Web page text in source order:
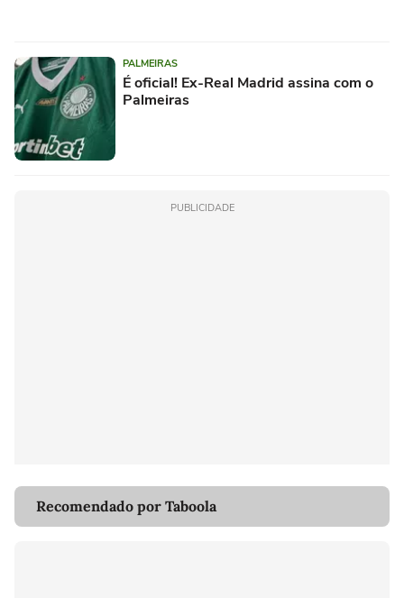
PALMEIRAS
É oficial! Ex-Real Madrid assina com o
Palmeiras
PUBLICIDADE
Recomendado por Taboola